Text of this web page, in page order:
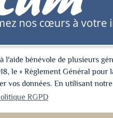
nos cœurs à votre
l'aide bénévole de plusieurs
le « Règlement Général pour
vos données. En utilisant
RGPD